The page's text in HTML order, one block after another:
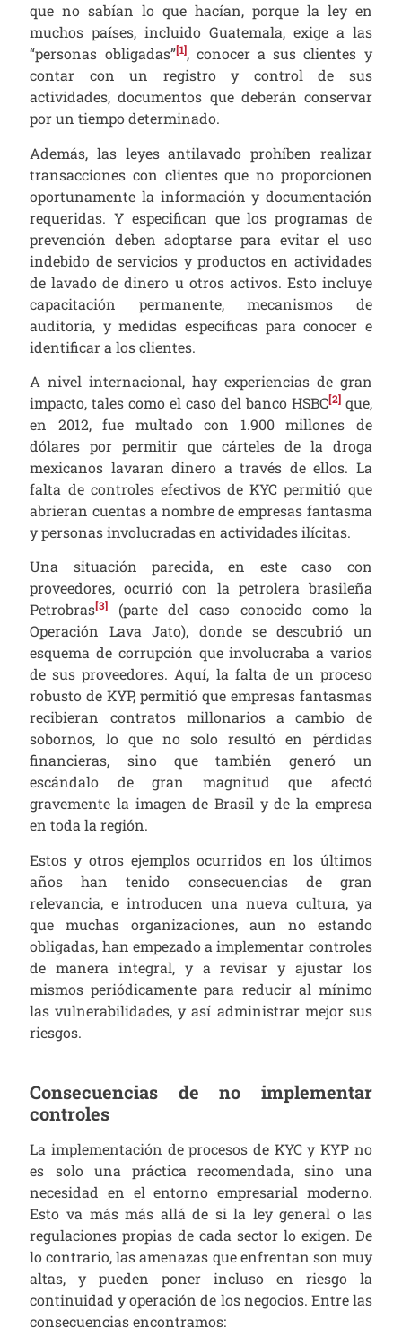
que no sabían lo que hacían, porque la ley en
muchos países, incluido Guatemala, exige a las
“personas obligadas”[1], conocer a sus clientes y
contar con un registro y control de sus
actividades, documentos que deberán conservar
por un tiempo determinado.
Además, las leyes antilavado prohíben realizar
transacciones con clientes que no proporcionen
oportunamente la información y documentación
requeridas. Y especifican que los programas de
prevención deben adoptarse para evitar el uso
indebido de servicios y productos en actividades
de lavado de dinero u otros activos. Esto incluye
capacitación permanente, mecanismos de
auditoría, y medidas específicas para conocer e
identificar a los clientes.
A nivel internacional, hay experiencias de gran
impacto, tales como el caso del banco HSBC[2]que,
en 2012, fue multado con 1.900 millones de
dólares por permitir que cárteles de la droga
mexicanos lavaran dinero a través de ellos. La
falta de controles efectivos de KYC permitió que
abrieran cuentas a nombre de empresas fantasma
y personas involucradas en actividades ilícitas.
Una situación parecida, en este caso con
proveedores, ocurrió con la petrolera brasileña
Petrobras[3]
(parte del caso conocido como la
Operación Lava Jato), donde se descubrió un
esquema de corrupción que involucraba a varios
de sus proveedores. Aquí, la falta de un proceso
robusto de KYP, permitió que empresas fantasmas
recibieran contratos millonarios a cambio de
sobornos, lo que no solo resultó en pérdidas
financieras, sino que también generó un
escándalo de gran magnitud que afectó
gravemente la imagen de Brasil y de la empresa
en toda la región.
Estos y otros ejemplos ocurridos en los últimos
años han tenido consecuencias de gran
relevancia, e introducen una nueva cultura, ya
que muchas organizaciones, aun no estando
obligadas, han empezado a implementar controles
de manera integral, y a revisar y ajustar los
mismos periódicamente para reducir al mínimo
las vulnerabilidades, y así administrar mejor sus
riesgos.
Consecuencias de no implementar
controles
La implementación de procesos de KYC y KYP no
es solo una práctica recomendada, sino una
necesidad en el entorno empresarial moderno.
Esto va más más allá de si la ley general o las
regulaciones propias de cada sector lo exigen. De
lo contrario, las amenazas que enfrentan son muy
altas, y pueden poner incluso en riesgo la
continuidad y operación de los negocios. Entre las
consecuencias encontramos: